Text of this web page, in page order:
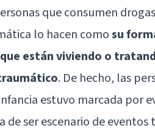
que consumen
lo hacen comosu
están viviendo o
. De hecho, las
estuvo marcada por
de ser escenario de